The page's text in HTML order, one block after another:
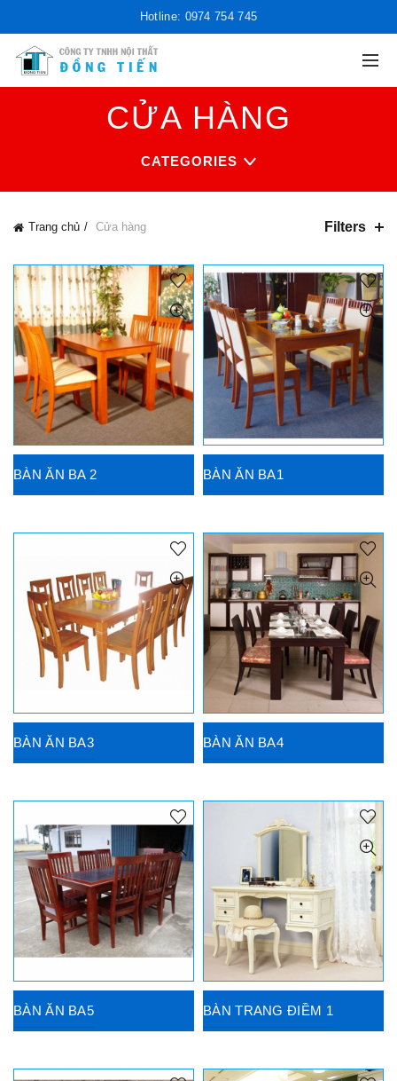
Hotline: 0974 754 745
CỬA HÀNG
CATEGORIES
Trang chủ Cửa hàng Filters
BÀN ĂN BA 2 BÀN ĂN BA1
BÀN ĂN BA3 BÀN ĂN BA4
BÀN ĂN BA5 BÀN TRANG ĐIỀM 1